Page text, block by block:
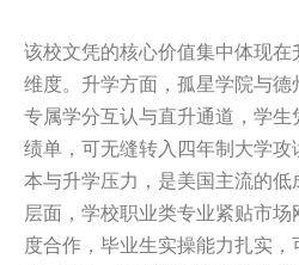
该校文凭的核心价值集中体现
维度。升学方面，孤星学院与
专属学分互认与直升通道，学
绩单，可无缝转入四年制大学
本与升学压力，是美国主流的
层面，学校职业类专业紧贴市
度合作，毕业生实操能力扎实